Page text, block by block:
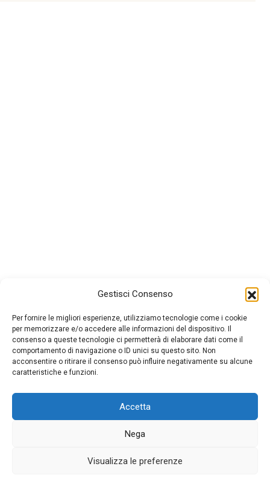
Gestisci Consenso
Per fornire le migliori esperienze, utilizziamo tecnologie come i cookie
per memorizzare e/o accedere alle informazioni del dispositivo. Il
consenso a queste tecnologie ci permetterà di elaborare dati come il
comportamento di navigazione o ID unici su questo sito. Non
acconsentire o ritirare il consenso può influire negativamente su alcune
caratteristiche e funzioni.
Accetta
Nega
Visualizza le preferenze